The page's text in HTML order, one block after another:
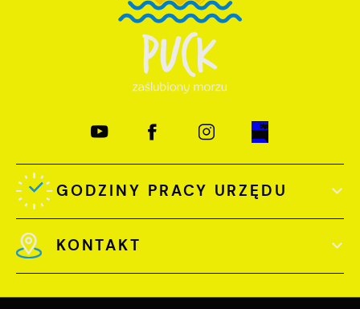
GODZINY PRACY URZĘDU
KONTAKT